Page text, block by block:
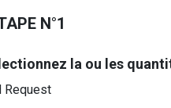
N°1
la ou les
Request